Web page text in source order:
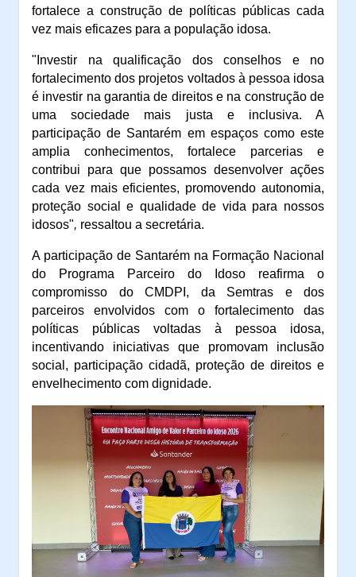
fortalece a construção de políticas públicas cada
vez mais eficazes para a população idosa.
"Investir na qualificação dos conselhos e no
fortalecimento dos projetos voltados à pessoa idosa
é investir na garantia de direitos e na construção de
uma sociedade mais justa e inclusiva. A
participação de Santarém em espaços como este
amplia conhecimentos, fortalece parcerias e
contribui para que possamos desenvolver ações
cada vez mais eficientes, promovendo autonomia,
proteção social e qualidade de vida para nossos
idosos", ressaltou a secretária.
A participação de Santarém na Formação Nacional
do Programa Parceiro do Idoso reafirma o
compromisso do CMDPI, da Semtras e dos
parceiros envolvidos com o fortalecimento das
políticas públicas voltadas à pessoa idosa,
incentivando iniciativas que promovam inclusão
social, participação cidadã, proteção de direitos e
envelhecimento com dignidade.